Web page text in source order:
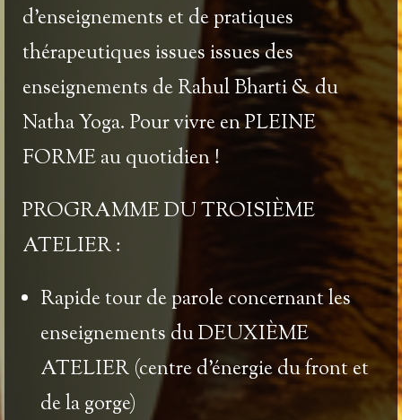
d’enseignements et de pratiques
thérapeutiques issues issues des
enseignements de Rahul Bharti & du
Natha Yoga. Pour vivre en PLEINE
FORME au quotidien !
PROGRAMME DU TROISIÈME
ATELIER:
Rapide tour de parole concernant les
enseignements du DEUXIÈME
ATELIER (centre d’énergie du front et
de la gorge)